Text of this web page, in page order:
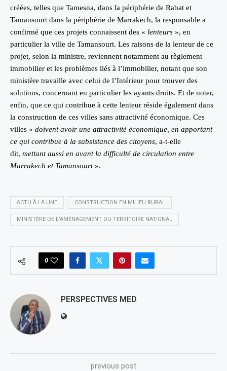
créées, telles que Tamesna, dans la périphérie de Rabat et
Tamansourt dans la périphérie de Marrakech, la responsable a
confirmé que ces projets connaissent des « lenteurs », en
particulier la ville de Tamansourt. Les raisons de la lenteur de ce
projet, selon la ministre, reviennent notamment au règlement
immobilier et les problèmes liés à l’immobilier, notant que son
ministère travaille avec celui de l’Intérieur pour trouver des
solutions, concernant en particulier les ayants droits. Et de noter,
enfin, que ce qui contribue à cette lenteur réside également dans
la construction de ces villes sans attractivité économique. Ces
villes « doivent avoir une attractivité économique, en apportant
ce qui contribue à la subsistance des citoyens, a-t-elle
dit, mettant aussi en avant la difficulté de circulation entre
Marrakech et Tamansourt ».
ACTU À LA UNE CONSTRUCTION EN MILIEU RURAL
MINISTÈRE DE L’AMÉNAGEMENT DU TERRITOIRE NATIONAL
0
PERSPECTIVES MED
previous post